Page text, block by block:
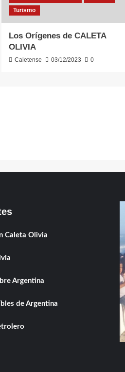
Turismo
Los Orígenes de CALETA
OLIVIA
Caletense 03/12/2023 0
Caleta Olivia
Argentina
de Argentina